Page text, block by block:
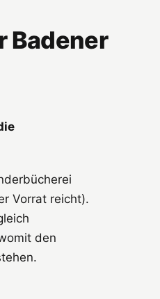
Badener
Vorrat reicht).
den